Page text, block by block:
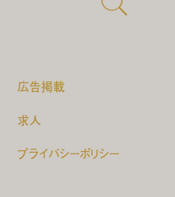
広告掲載
求人
プライバシーポリシー